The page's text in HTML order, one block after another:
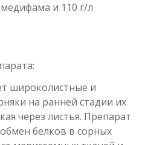
и 110 г/л
широколистные и
на ранней стадии их
через листья. Препарат
белков в сорных